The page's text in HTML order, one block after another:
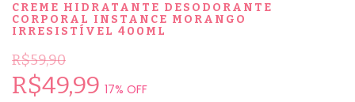
CREME HIDRATANTE DESODORANTE
CORPORAL INSTANCE MORANGO
IRRESISTÍVEL 400ML
R$59,90
R$49,99 17% OFF